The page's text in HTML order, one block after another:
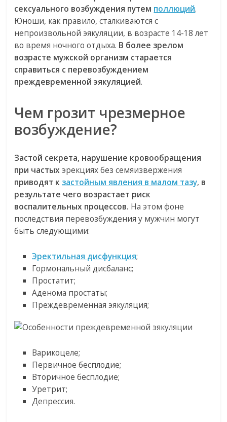
сексуального возбуждения путем поллюций.
Юноши, как правило, сталкиваются с
непроизвольной эякуляции, в возрасте 14-18 лет
во время ночного отдыха. В более зрелом
возрасте мужской организм старается
справиться с перевозбуждением
преждевременной эякуляцией.
Чем грозит чрезмерное
возбуждение?
Застой секрета, нарушение кровообращения
при частыхэрекциях без семяизвержения
приводят к застойным явления в малом тазу, в
результате чего возрастает риск
воспалительных процессов. На этом фоне
последствия перевозбуждения у мужчин могут
быть следующими:
Эректильная дисфункция;
Гормональный дисбаланс;
Простатит;
Аденома простаты;
Преждевременная эякуляция;
Варикоцеле;
Первичное бесплодие;
Вторичное бесплодие;
Уретрит;
Депрессия.